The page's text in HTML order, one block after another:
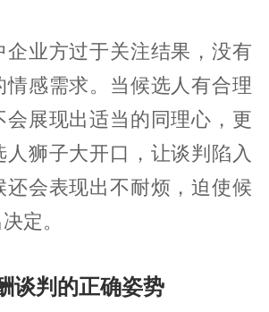
企业方过于关注结果，没有
情感需求。当候选人有合理
会展现出适当的同理心，更
人狮子大开口，让谈判陷入
还会表现出不耐烦，迫使候
定。
谈判的正确姿势